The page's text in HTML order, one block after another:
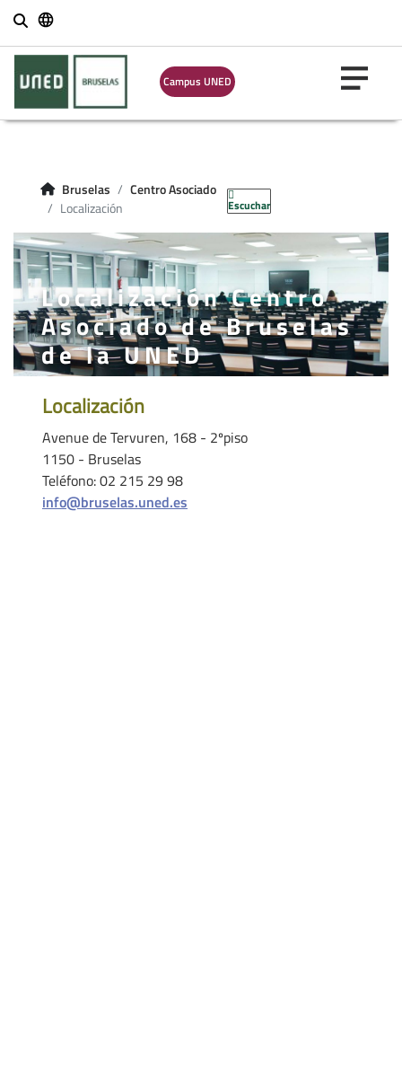
Buscar
Campus UNED
Bruselas
Centro Asociado
Localización
Escuchar
Localización Centro
Asociado de Bruselas
de la UNED
Localización
Avenue de Tervuren, 168 - 2ºpiso
1150 - Bruselas
Teléfono: 02 215 29 98
info@bruselas.uned.es